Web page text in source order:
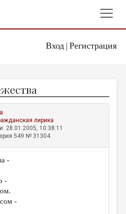
Вход| Регистрация
лирика
28.01.2005, 10:38:11
549 № 31304
-
-
-